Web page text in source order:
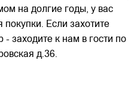
на долгие годы, у вас
покупки. Если захотите
- заходите к нам в гости по
д.36.